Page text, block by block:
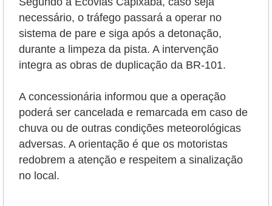
necessário, o tráfego passará a operar no
sistema de pare e siga após a detonação,
durante a limpeza da pista. A intervenção
integra as obras de duplicação da BR-101.
A concessionária informou que a operação
poderá ser cancelada e remarcada em caso de
chuva ou de outras condições meteorológicas
adversas. A orientação é que os motoristas
redobrem a atenção e respeitem a sinalização
no local.